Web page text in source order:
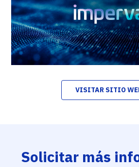
VISITAR SITIO
Solicitar más